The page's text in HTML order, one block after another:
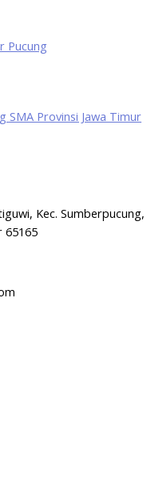
Pucung
SMA Provinsi Jawa Timur
Kec. Sumberpucung,
65165